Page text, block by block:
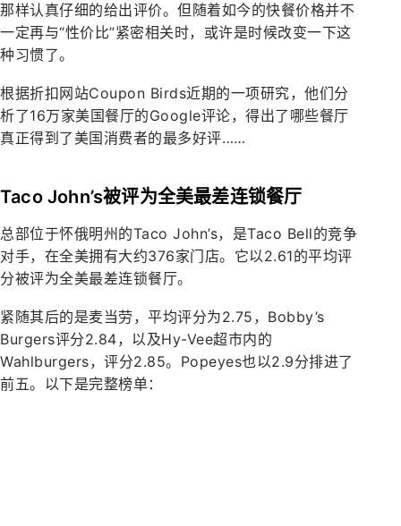
那样认真仔细的给出评价。但随着如今的快餐价格并不
一定再与“性价比”紧密相关时，或许是时候改变一下这
种习惯了。
根据折扣网站Coupon Birds近期的一项研究，他们分
析了16万家美国餐厅的Google评论，得出了哪些餐厅
真正得到了美国消费者的最多好评……
Taco John’s被评为全美最差连锁餐厅
总部位于怀俄明州的Taco John’s，是Taco Bell的竞争
对手，在全美拥有大约376家门店。它以2.61的平均评
分被评为全美最差连锁餐厅。
紧随其后的是麦当劳，平均评分为2.75，Bobby’s
Burgers评分2.84，以及Hy-Vee超市内的
Wahlburgers，评分2.85。Popeyes也以2.9分排进了
前五。以下是完整榜单：